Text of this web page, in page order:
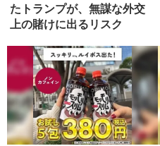
たトランプが、無謀な外交
上の賭けに出るリスク